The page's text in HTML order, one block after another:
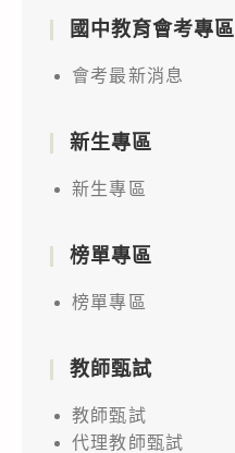
國中教育會考專區
會考最新消息
新生專區
新生專區
榜單專區
榜單專區
教師甄試
教師甄試
代理教師甄試